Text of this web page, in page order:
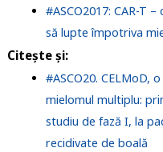
#ASCO2017: CAR-T
să lupte împotriva
Citește și:
#ASCO20. CELMoD,
mielomul multiplu:
studiu de fază I, la
recidivate de boală